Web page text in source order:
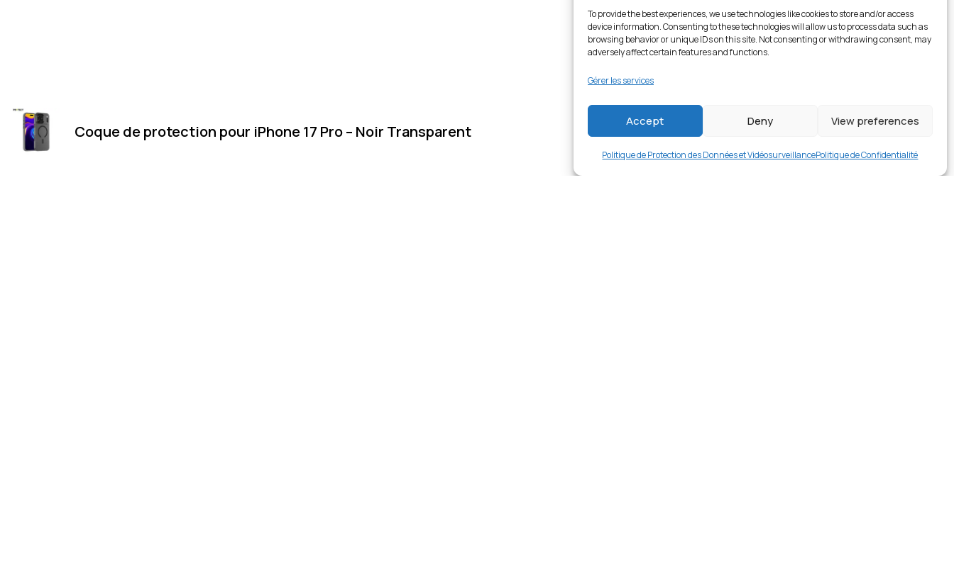
To provide the best experiences, we use technologies like cookies to store and/or access
device information. Consenting to these technologies will allow us to process data such as
browsing behavior or unique IDs on this site. Not consenting or withdrawing consent, may
adversely affect certain features and functions.
Gérer les services
Accept Deny View preferences
Politique de Protection des Données et VidéosurveillancePolitique de Confidentialité
Coque de protection pour iPhone 17 Pro – Noir Transparent €16.99
Buy now